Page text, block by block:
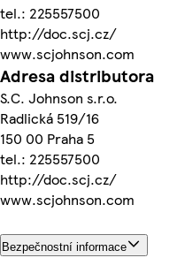
tel.: 225557500
http://doc.scj.cz/
www.scjohnson.com
Adresa distributora
S.C. Johnson s.r.o.
Radlická 519/16
150 00 Praha 5
tel.: 225557500
http://doc.scj.cz/
www.scjohnson.com
Bezpečnostní informace